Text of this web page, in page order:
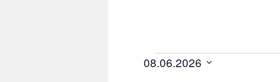
Évènements
08.06.2026